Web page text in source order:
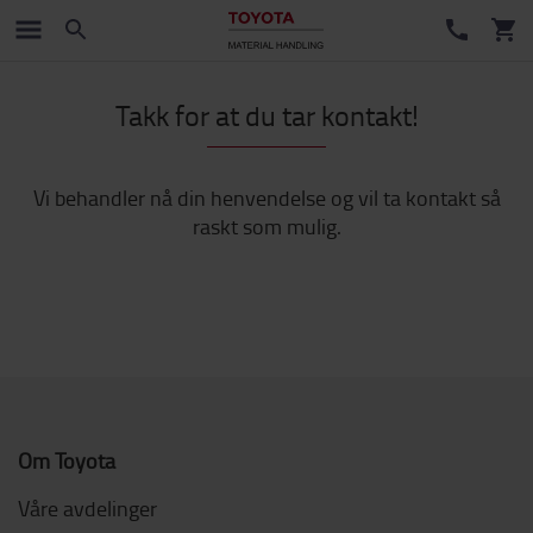
Takk for at du tar kontakt!
Vi behandler nå din henvendelse og vil ta kontakt så
raskt som mulig.
Om Toyota
Våre avdelinger